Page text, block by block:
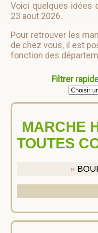
Voici quelques idées
23 aout 2026.
Pour retrouver les
de chez vous, il est
fonction des
Filtrer
MARCHE HISTORIQUE &
TOUTES